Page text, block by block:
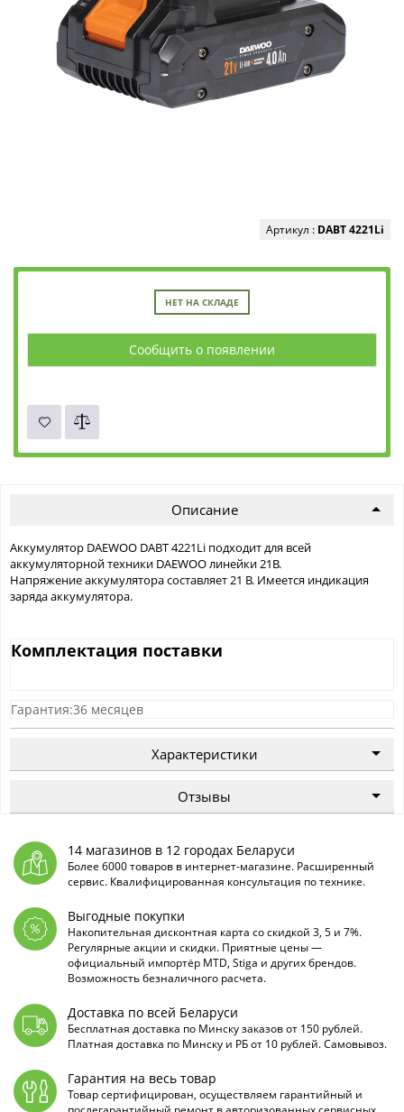
Артикул : DABT 4221Li
НЕТ НА СКЛАДЕ
Сообщить о появлении
Описание
Аккумулятор DAEWOO DABT 4221Li подходит для всей
аккумуляторной техники DAEWOO линейки 21В.
Напряжение аккумулятора составляет 21 В. Имеется индикация
заряда аккумулятора.
Комплектация поставки
Гарантия:36 месяцев
Характеристики
Отзывы
14 магазинов в 12 городах Беларуси
Более 6000 товаров в интернет-магазине. Расширенный
сервис. Квалифицированная консультация по технике.
Выгодные покупки
Накопительная дисконтная карта со скидкой 3, 5 и 7%.
Регулярные акции и скидки. Приятные цены —
официальный импортёр MTD, Stiga и других брендов.
Возможность безналичного расчета.
Доставка по всей Беларуси
Бесплатная доставка по Минску заказов от 150 рублей.
Платная доставка по Минску и РБ от 10 рублей. Самовывоз.
Гарантия на весь товар
Товар сертифицирован, осуществляем гарантийный и